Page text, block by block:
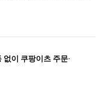
이 쿠팡이츠 주문·